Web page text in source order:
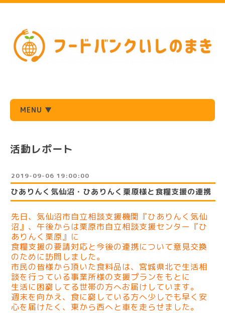
MENU ▼
活動レポート
2019-09-06 19:00:00
ひありんく気仙沼・ひありんく栗原様と食糧支援の連携
先日、気仙沼市自立相談支援機関『ひありんく気仙
沼』、 午後からは栗原市自立相談支援センター『ひ
ありんく栗原』に
食糧支援の要請対応と今後の連携について意見交換
のために訪問しました。
市民の皆様から頂いた食料品は、宮城県北で生活相
談を行っている事業所様の支援プランをもとに
生活に困窮してる世帯の方へお届けしています。
週末を向かえ、食に窮している方へ少しでも早く安
心を届けたく、東から西へと車を走らせました。